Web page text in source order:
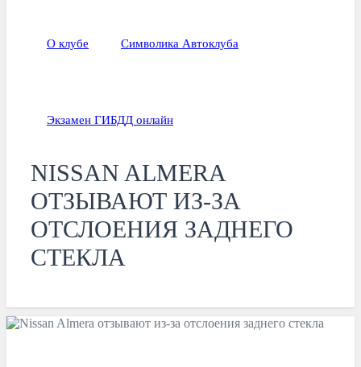
О клубе Символика Автоклуба
Экзамен ГИБДД онлайн
NISSAN ALMERА
ОТЗЫВАЮТ ИЗ-ЗА
ОТСЛОЕНИЯ ЗАДНЕГО
СТЕКЛА